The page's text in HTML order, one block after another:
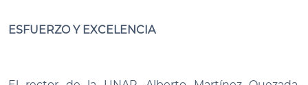
ESFUERZO Y EXCELENCIA